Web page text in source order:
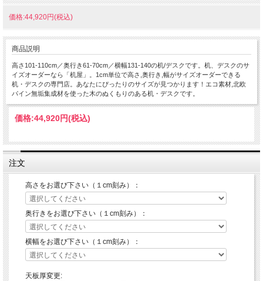
価格:44,920円(税込)
商品説明
高さ101-110cm／奥行き61-70cm／横幅131-140の机/デスクです。机、デスクのサ
イズオーダーなら「机屋」。1cm単位で高さ,奥行き,幅がサイズオーダーできる
机・デスクの専門店。あなたにぴったりのサイズが見つかります！エコ素材,北欧
パイン無垢集成材を使った木のぬくもりのある机・デスクです。
価格:44,920円(税込)
注文
高さをお選び下さい（１cm刻み）：
奥行きをお選び下さい（１cm刻み）：
横幅をお選び下さい（１cm刻み）：
天板厚変更: